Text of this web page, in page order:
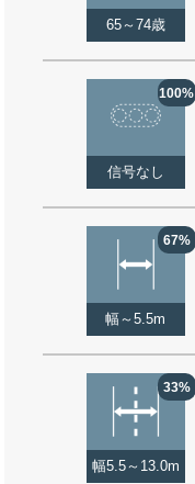
65～74歳
100%
信号なし
67%
幅～5.5m
33%
幅5.5～13.0m